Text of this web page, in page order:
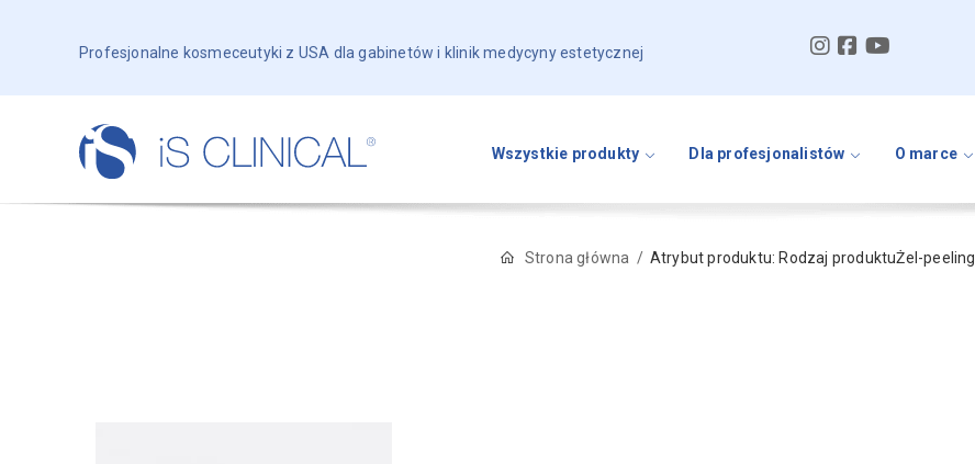
Profesjonalne kosmeceutyki z USA dla gabinetów i klinik medycyny estetycznej
Wszystkie produkty Dla profesjonalistów O marce
Strona główna Atrybut produktu: Rodzaj produktuŻel-peeling